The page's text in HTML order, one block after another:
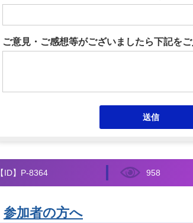
ご意見・ご感想等がございましたら下記をご
【ID】 P-8364 958
参加者の方へ